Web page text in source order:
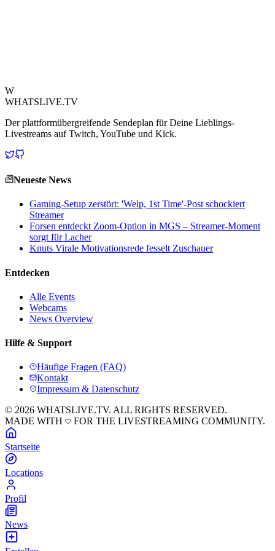
W
WHATSLIVE.TV
Der plattformübergreifende Sendeplan für Deine Lieblings-
Livestreams auf Twitch, YouTube und Kick.
Neueste News
Gaming-Setup zerstört: 'Welp, 1st Time'-Post schockiert
Streamer
Forsen entdeckt Zoom-Option in MGS – Streamer-Moment
sorgt für Lacher
Knuts Virale Motivationsrede fesselt Zuschauer
Entdecken
Alle Events
Webcams
News Overview
Hilfe & Support
Häufige Fragen (FAQ)
Kontakt
Impressum & Datenschutz
© 2026 WHATSLIVE.TV. ALL RIGHTS RESERVED.
MADE WITH
FOR THE LIVESTREAMING COMMUNITY.
Startseite
Locations
Profil
News